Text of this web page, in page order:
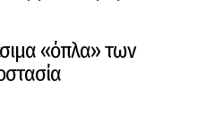
«όπλα» των